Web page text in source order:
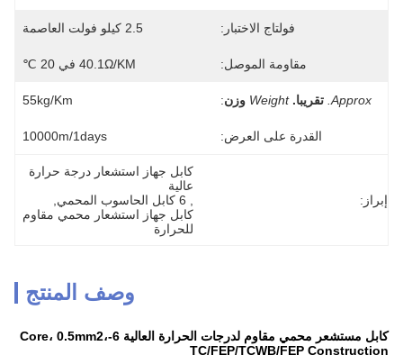
فولتاج الاختبار: 2.5 كيلو فولت العاصمة
مقاومة الموصل: 40.1Ω/KM في 20 ℃
Approx. تقريبا. Weight وزن:
55kg/km
القدرة على العرض: 10000m/1days
إبراز:
عالية
6 كابل الحاسوب المحمي
للحرارة
وصف المنتج
كابل مستشعر محمي مقاوم لدرجات الحرارة العالية 6-Core، 0.5mm2،
TC/FEP/TCWB/FEP Construction